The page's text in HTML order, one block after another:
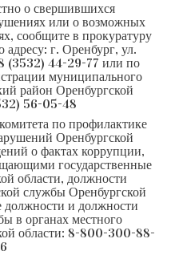
о свершившихся
или о возможных
сообщите в прокуратуру
адресу: г. Оренбург, ул.
(3532) 44-29-77 или по
муниципального
район Оренбургской
56-05-48
по профилактике
Оренбургской
о фактах коррупции,
государственные
области, должности
службы Оренбургской
и должности
в органах местного
области: 8-800-300-88-